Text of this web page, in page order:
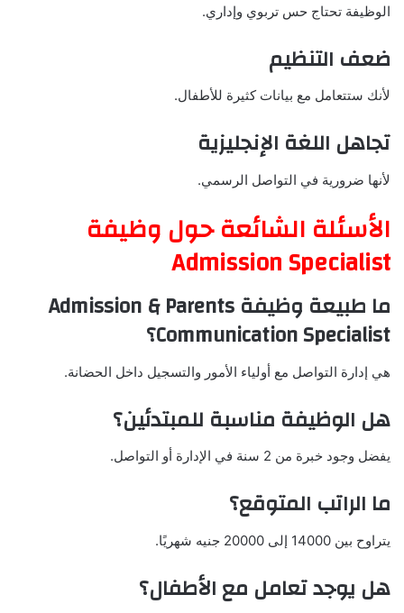
الوظيفة تحتاج حس تربوي وإداري.
ضعف التنظيم
لأنك ستتعامل مع بيانات كثيرة للأطفال.
تجاهل اللغة الإنجليزية
لأنها ضرورية في التواصل الرسمي.
الأسئلة الشائعة حول وظيفة
Admission Specialist
ما طبيعة وظيفة Admission & Parents
Communication Specialist؟
هي إدارة التواصل مع أولياء الأمور والتسجيل داخل الحضانة.
هل الوظيفة مناسبة للمبتدئين؟
يفضل وجود خبرة من 2 سنة في الإدارة أو التواصل.
ما الراتب المتوقع؟
يتراوح بين 14000 إلى 20000 جنيه شهريًا.
هل يوجد تعامل مع الأطفال؟